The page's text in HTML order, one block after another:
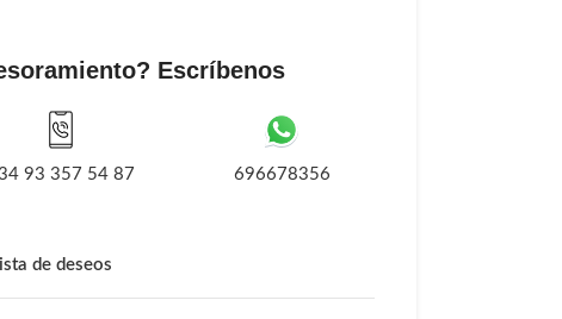
Escríbenos
93 357 54 87 696678356
de deseos